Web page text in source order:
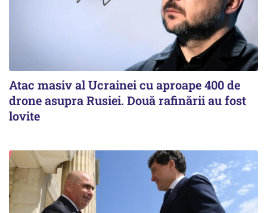
Atac masiv al Ucrainei cu aproape 400 de
drone asupra Rusiei. Două rafinării au fost
lovite